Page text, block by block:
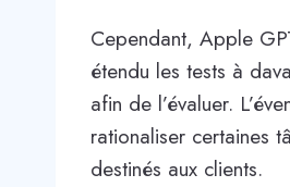
Cependant, Apple
étendu les tests à
afin de l’évaluer.
rationaliser certaines
destinés aux clients.